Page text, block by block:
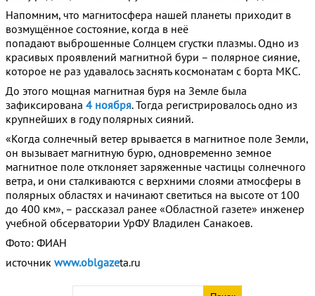
Напомним, что магнитосфера нашей планеты приходит в
возмущённое состояние, когда в неё
попадают выброшенные Солнцем сгустки плазмы. Одно из
красивых проявлений магнитной бури – полярное сияние,
которое не раз удавалось заснять космонатам с борта МКС.
До этого мощная магнитная буря на Земле была
зафиксирована 4 ноября. Тогда регистрировалось одно из
крупнейших в году полярных сияний.
«Когда солнечный ветер врывается в магнитное поле Земли,
он вызывает магнитную бурю, одновременно земное
магнитное поле отклоняет заряженные частицы солнечного
ветра, и они сталкиваются с верхними слоями атмосферы в
полярных областях и начинают светиться на высоте от 100
до 400 км», – рассказал ранее «Областной газете» инженер
учебной обсерватории УрФУ Владилен Санакоев.
Фото: ФИАН
источник www.oblgazeta.ru